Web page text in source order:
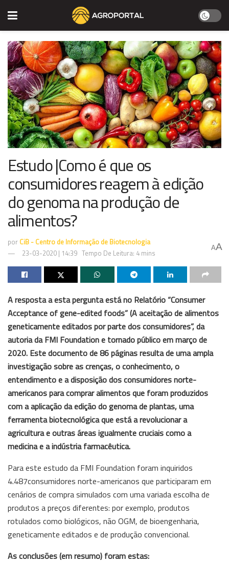
Estudo |Como é que os
consumidores reagem à edição
do genoma na produção de
alimentos?
por CiB - Centro de Informação de Biotecnologia
23-03-2020 | 14:39 Tempo De Leitura: 4 mins
AA
A resposta a esta pergunta está no Relatório “Consumer
Acceptance of gene-edited foods” (A aceitação de alimentos
geneticamente editados por parte dos consumidores”,da
autoria da FMI Foundation e tornado público em março de
2020. Este documento de 86 páginas resulta de umaampla
investigação sobre as crenças, o conhecimento, o
entendimento e a disposição dos consumidores norte-
americanos para comprar alimentos que foram produzidos
com a aplicação da edição do genoma de plantas, uma
ferramenta biotecnológica que está a revolucionar a
agricultura e outras áreas igualmente cruciais como a
medicina e a indústria farmacêutica.
Para este estudo da FMI Foundation foram inquiridos
4.487consumidores norte-americanos que participaram em
cenários de compra simulados com uma variada escolha de
produtos a preços diferentes: por exemplo, produtos
rotulados como biológicos, não OGM, de bioengenharia,
geneticamente editados e de produção convencional.
As conclusões (em resumo) foram estas: